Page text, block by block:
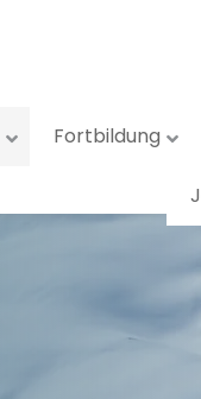
Fortbildung